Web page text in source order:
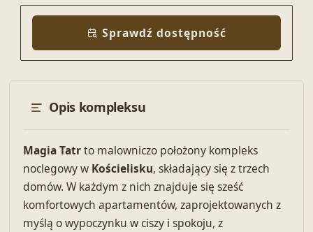
Sprawdź dostępność
Opis kompleksu
Magia Tatrto malowniczo położony kompleks
noclegowy w Kościelisku, składający się z trzech
domów. W każdym z nich znajduje się sześć
komfortowych apartamentów, zaprojektowanych z
myślą o wypoczynku w ciszy i spokoju, z